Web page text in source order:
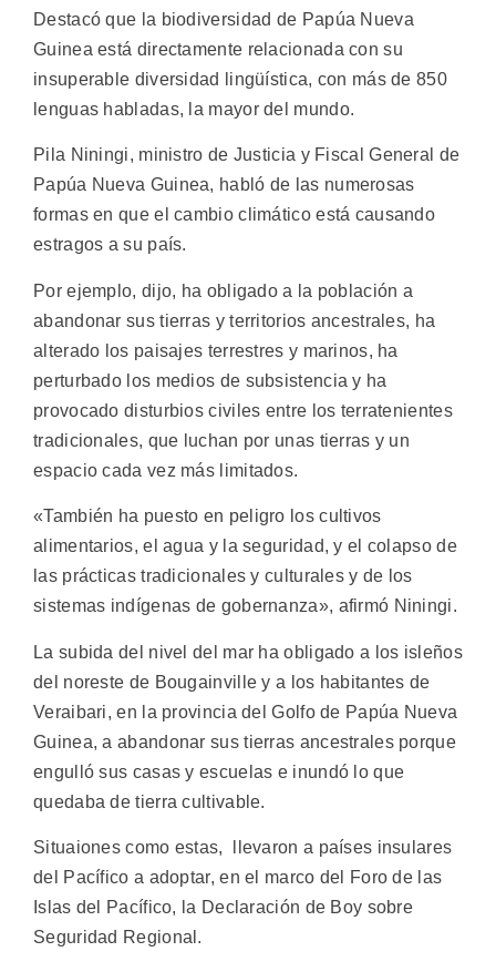
Destacó que la biodiversidad de Papúa Nueva
Guinea está directamente relacionada con su
insuperable diversidad lingüística, con más de 850
lenguas habladas, la mayor del mundo.
Pila Niningi, ministro de Justicia y Fiscal General de
Papúa Nueva Guinea, habló de las numerosas
formas en que el cambio climático está causando
estragos a su país.
Por ejemplo, dijo, ha obligado a la población a
abandonar sus tierras y territorios ancestrales, ha
alterado los paisajes terrestres y marinos, ha
perturbado los medios de subsistencia y ha
provocado disturbios civiles entre los terratenientes
tradicionales, que luchan por unas tierras y un
espacio cada vez más limitados.
«También ha puesto en peligro los cultivos
alimentarios, el agua y la seguridad, y el colapso de
las prácticas tradicionales y culturales y de los
sistemas indígenas de gobernanza», afirmó Niningi.
La subida del nivel del mar ha obligado a los isleños
del noreste de Bougainville y a los habitantes de
Veraibari, en la provincia del Golfo de Papúa Nueva
Guinea, a abandonar sus tierras ancestrales porque
engulló sus casas y escuelas e inundó lo que
quedaba de tierra cultivable.
Situaiones como estas, llevaron a países insulares
del Pacífico a adoptar, en el marco del Foro de las
Islas del Pacífico, la Declaración de Boy sobre
Seguridad Regional.